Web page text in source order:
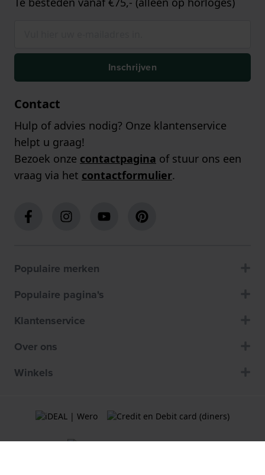
Inschrijven
Contact
Hulp of advies nodig? Onze klantenservice
helpt u graag!
Bezoek onze contactpagina of stuur ons een
vraag via het contactformulier.
Populaire merken
Populaire pagina's
Klantenservice
Over ons
Winkels